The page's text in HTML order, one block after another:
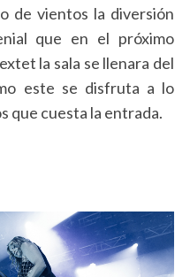
de vientos la diversión
que en el próximo
la sala se llenara del
este se disfruta a lo
que cuesta la entrada.